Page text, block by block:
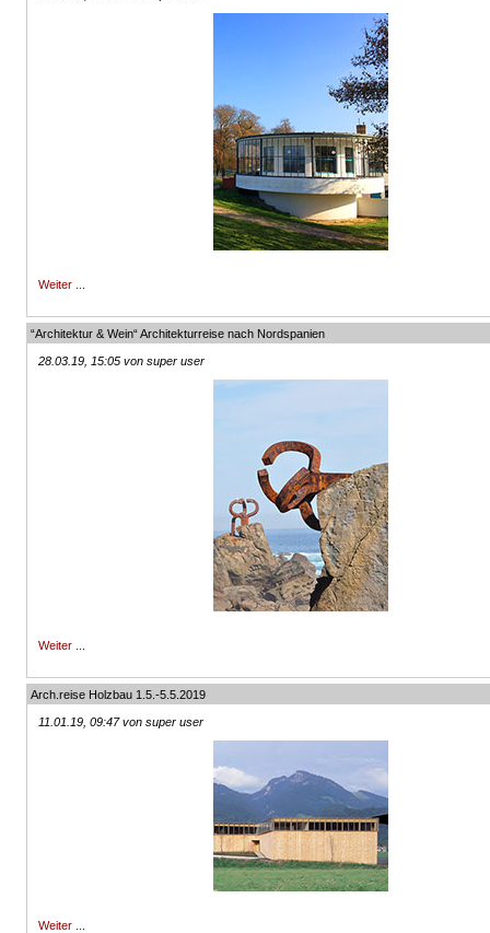
Weiter ...
“Architektur & Wein“ Architekturreise nach Nordspanien
28.03.19, 15:05 von super user
Weiter ...
Arch.reise Holzbau 1.5.-5.5.2019
11.01.19, 09:47 von super user
Weiter ...